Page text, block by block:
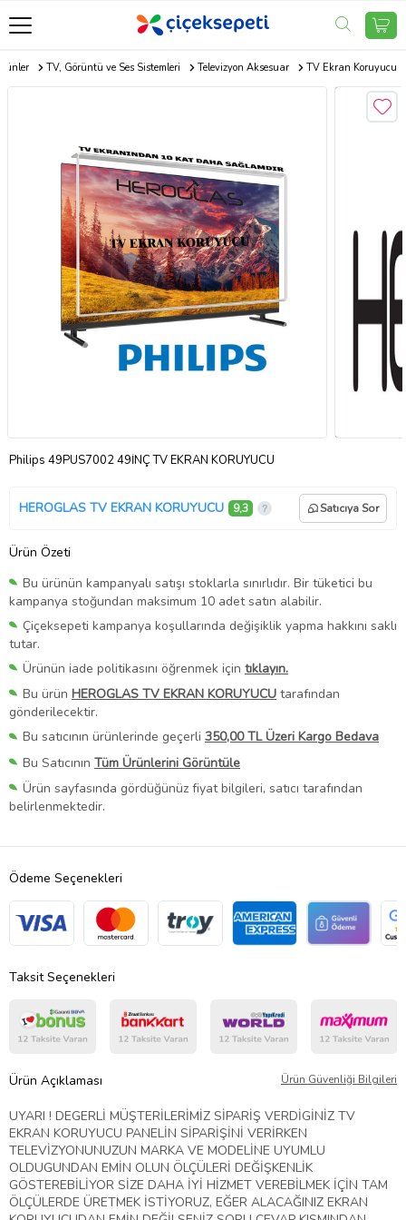
TV, Görüntü ve Ses Sistemleri Televizyon Aksesuar TV Ekran Koruyucu
Philips 49PUS7002 49İNÇ TV EKRAN KORUYUCU
HEROGLAS TV EKRAN KORUYUCU 9,3 Satıcıya Sor
Ürün Özeti
Bu ürünün kampanyalı satışı stoklarla sınırlıdır. Bir tüketici bu
kampanya stoğundan maksimum 10 adet satın alabilir.
Çiçeksepeti kampanya koşullarında değişiklik yapma hakkını saklı
tutar.
Ürünün iade politikasını öğrenmek için tıklayın.
Bu ürün HEROGLAS TV EKRAN KORUYUCU tarafından
gönderilecektir.
Bu satıcının ürünlerinde geçerli 350,00 TL Üzeri Kargo Bedava
Bu Satıcının Tüm Ürünlerini Görüntüle
Ürün sayfasında gördüğünüz fiyat bilgileri, satıcı tarafından
belirlenmektedir.
Ödeme Seçenekleri
Taksit Seçenekleri
Ürün Açıklaması Ürün Güvenliği Bilgileri
UYARI ! DEGERLİ MÜŞTERİLERİMİZ SİPARİŞ VERDİGİNİZ TV
EKRAN KORUYUCU PANELİN SİPARİŞİNİ VERİRKEN
TELEVİZYONUNUZUN MARKA VE MODELİNE UYUMLU
OLDUGUNDAN EMİN OLUN ÖLÇÜLERİ DEĞİŞKENLİK
GÖSTEREBİLİYOR SİZE DAHA İYİ HİZMET VEREBİLMEK İÇİN TAM
ÖLÇÜLERDE ÜRETMEK İSTİYORUZ, EĞER ALACAĞINIZ EKRAN